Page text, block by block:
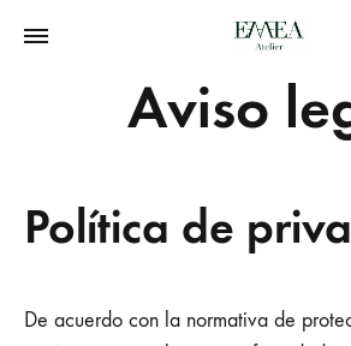
Aviso
Política de
De acuerdo con la normativa de